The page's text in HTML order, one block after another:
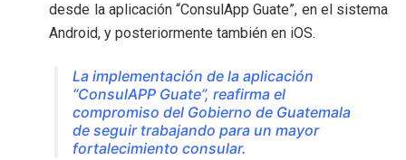
desde la aplicación “ConsulApp Guate”, en el sistema
Android, y posteriormente también en iOS.
La implementación de la aplicación
“ConsulAPP Guate”, reafirma el
compromiso del Gobierno de Guatemala
de seguir trabajando para un mayor
fortalecimiento consular.